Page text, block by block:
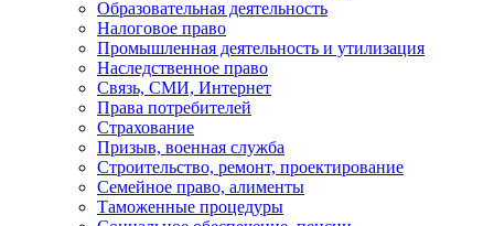
Образовательная деятельность
Налоговое право
Промышленная деятельность и утилизация
Наследственное право
Связь, СМИ, Интернет
Права потребителей
Страхование
Призыв, военная служба
Строительство, ремонт, проектирование
Семейное право, алименты
Таможенные процедуры